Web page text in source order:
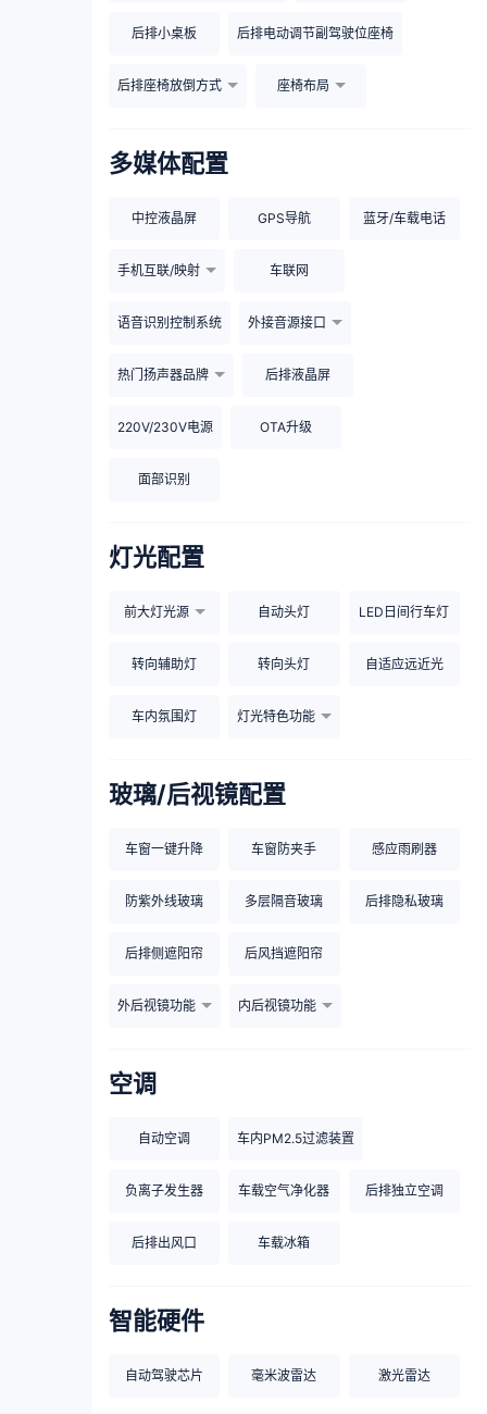
后排小桌板 后排电动调节副驾驶位座椅
后排座椅放倒方式 座椅布局
多媒体配置
中控液晶屏 GPS导航 蓝牙/车载电话
手机互联/映射 车联网
语音识别控制系统 外接音源接口
热门扬声器品牌 后排液晶屏
220V/230V电源 OTA升级
面部识别
灯光配置
前大灯光源 自动头灯 LED日间行车灯
转向辅助灯 转向头灯 自适应远近光
车内氛围灯 灯光特色功能
玻璃/后视镜配置
车窗一键升降 车窗防夹手 感应雨刷器
防紫外线玻璃 多层隔音玻璃 后排隐私玻璃
后排侧遮阳帘 后风挡遮阳帘
外后视镜功能 内后视镜功能
空调
自动空调 车内PM2.5过滤装置
负离子发生器 车载空气净化器 后排独立空调
后排出风口 车载冰箱
智能硬件
自动驾驶芯片 毫米波雷达 激光雷达